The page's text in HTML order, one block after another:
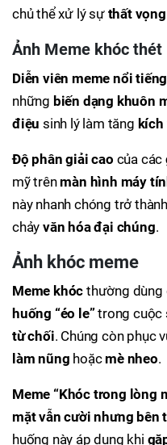
chủ thể xử lý sự thất vọng
Ảnh Meme khóc thét
Diễn viên meme nổi tiếng
những biến dạng khuôn
điệu sinh lý làm tăng
Độ phân giải cao của các
mỹ trên màn hình máy
này nhanh chóng trở thành
chảy văn hóa đại chúng.
Ảnh khóc meme
Meme khóc thường dùng
huống “éo le”trong cuộc
từ chối. Chúng còn phục
làm nũng hoặc mè nheo.
Meme “Khóc trong lòng
mặt vẫn cười nhưng bên
huống này áp dụng khi